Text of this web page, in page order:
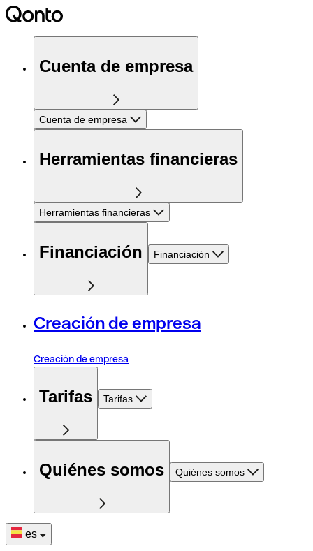
Cuenta de empresa
Cuenta de empresa
Herramientas financieras
Herramientas financieras
Financiación Financiación
Creación de empresa
Creación de empresa
Tarifas Tarifas
Quiénes somos Quiénes somos
es